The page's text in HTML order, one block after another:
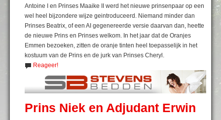
Antoine I en Prinses Maaike II werd het nieuwe prinsenpaar op een
wel heel bijzondere wijze geintroduceerd. Niemand minder dan
Prinses Beatrix, of een AI gegenereerde versie daarvan dan, heette
de nieuwe Prins en Prinses welkom. In het jaar dat de Oranjes
Emmen bezoeken, zitten de oranje tinten heel toepasselijk in het
kostuum van de Prins en de jurk van Prinses Cheryl.
Reageer!
Prins Niek en Adjudant Erwin